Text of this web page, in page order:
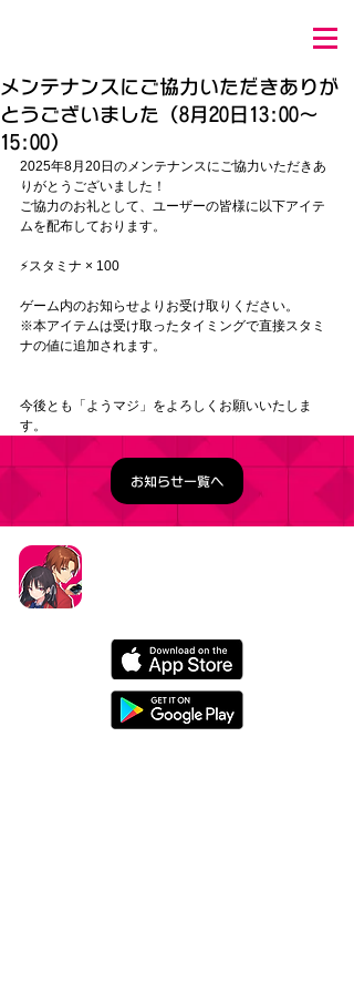
メンテナンスにご協力いただきありが
とうございました（8月20日13:00～
15:00）
2025年8月20日のメンテナンスにご協力いただきあ
りがとうございました！
ご協力のお礼として、ユーザーの皆様に以下アイテ
ムを配布しております。
⚡スタミナ × 100
ゲーム内のお知らせよりお受け取りください。
※本アイテムは受け取ったタイミングで直接スタミ
ナの値に追加されます。
今後とも「ようマジ」をよろしくお願いいたしま
す。
お知らせ一覧へ